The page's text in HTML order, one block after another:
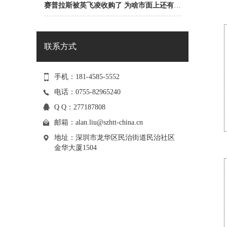
赛普拉斯被英飞凌收购了 为啥市面上还有赛普拉斯一级代理商？
联系方式
手机：181-4585-5552
电话：0755-82965240
Q Q：277187808
邮箱： alan.liu@szhtt-china.cn
地址：深圳市龙华区民治街道民治社区
金华大厦1504